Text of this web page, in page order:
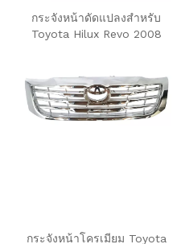
กระจังหน้าดัดแปลงสำหรับ
Toyota Hilux Revo 2008
กระจังหน้าโครเมียม Toyota